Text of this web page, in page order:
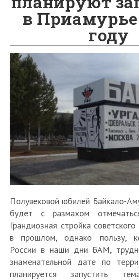
в Приамурье
году
Полувековой юбилей Байкало-
будет с размахом
Грандиозная стройка
в прошлом, однако пользу,
России в наши дни БАМ,
знаменательной дате по
планируется запустить